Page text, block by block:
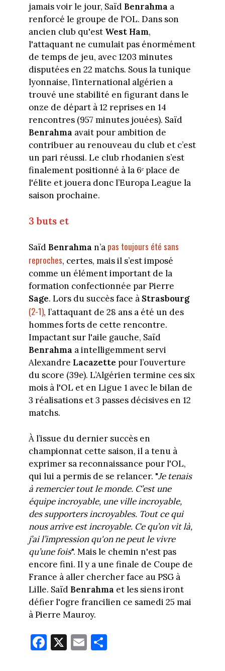
jamais voir le jour, Saïd Benrahma a
renforcé le groupe de l'OL. Dans son
ancien club qu'estWest Ham,
l'attaquant ne cumulait pas énormément
de temps de jeu, avec 1203 minutes
disputées en 22 matchs. Sous la tunique
lyonnaise, l’international algérien a
trouvé une stabilité en figurant dans le
onze de départ à 12 reprises en 14
rencontres (957 minutes jouées). Saïd
Benrahma avait pour ambition de
contribuer au renouveau du club et c’est
un pari réussi. Le club rhodanien s’est
finalement positionné à la 6ᵉ place de
l'élite et jouera donc l’Europa League la
saison prochaine.
3 buts et
Saïd Benrahma n’a pas toujours été sans
reproches, certes, mais il s’est imposé
comme un élément important de la
formation confectionnée par Pierre
Sage. Lors du succès face à Strasbourg
(2-1), l’attaquant de 28 ans a été un des
hommes forts de cette rencontre.
Impactant sur l'aile gauche, Saïd
Benrahma a intelligemment servi
Alexandre Lacazette pour l’ouverture
du score (39e). L’Algérien termine ces six
mois à l'OL et en Ligue 1 avec le bilan de
3 réalisations et 3 passes décisives en 12
matchs.
À l’issue du dernier succès en
championnat cette saison, il a tenu à
exprimer sa reconnaissance pour l'OL,
qui lui a permis de se relancer. "Je tenais
à remercier tout le monde. C’est une
équipe incroyable, une ville incroyable,
des supporters incroyables. Tout ce qui
nous arrive est incroyable. Ce qu’on vit là,
j’ai l’impression qu'on ne peut le vivre
qu’une fois". Mais le chemin n'est pas
encore fini. Il y a une finale de Coupe de
France à aller chercher face au PSG à
Lille. Saïd Benrahma et les siens iront
défier l'ogre francilien ce samedi 25 mai
à Pierre Mauroy.
Fa
ce
X E
m
Pa